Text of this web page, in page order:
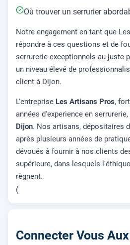
Où trouver un serrurier
Notre engagement en tant que
répondre à ces questions et de
serrurerie exceptionnels au juste
un niveau élevé de
client à Dijon.
L'entreprise Les Artisans Pros,
années d'experience en
Dijon. Nos artisans, dépositaires
après plusieurs années de
dévoués à fournir à nos clients
supérieure, dans lesquels
règnent.
(
Connecter Vous